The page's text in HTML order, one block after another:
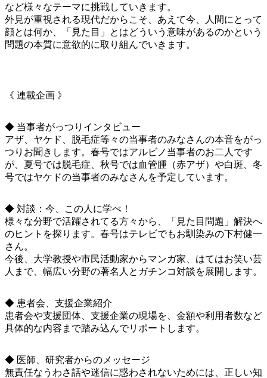
など様々なテーマに挑戦していきます。
外見が重視される現代だからこそ、あえて今、人間にとって
顔とは何か、「見た目」とはどういう意味があるのかという
問題の本質に意欲的に取り組んでいきます。
《 連載企画 》
◆ 当事者がっつりインタビュー
アザ、ヤケド、脱毛症等々の当事者のみなさんの本音をがっ
つりお聞きします。春号ではアルビノ当事者のお二人です
が、夏号では脱毛症、秋号では血管腫（赤アザ）や白斑、冬
号ではヤケドの当事者のみなさんを予定しています。
◆ 対談：今、この人に学べ！
様々な分野で活躍されてる方々から、「見た目問題」解決へ
のヒントを探ります。春号はテレビでもお馴染みの下村健一
さん。
今後、大学教授や市民活動家からマンガ家、はてはお笑い芸
人まで、幅広い分野の著名人とガチンコ対談を展開します。
◆ 患者会、支援企業紹介
患者会や支援団体、支援企業の現場を、金額や利用者数など
具体的な内容まで踏み込んでリポートします。
◆ 医師、研究者からのメッセージ
無責任なうわさ話や迷信に惑わされないためには、正しい知